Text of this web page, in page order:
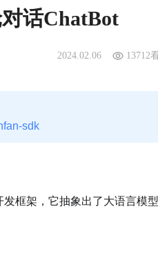
话ChatBot
2024.02.06 13712
sdk
框架，它抽象出了大语言模